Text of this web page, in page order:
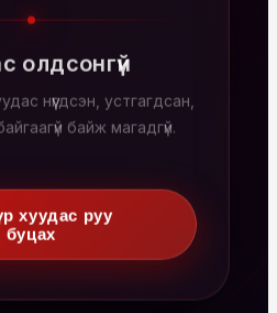
олдсонгүй
нүүгдсэн, устгагдсан,
байж магадгүй.
хуудас руу
буцах